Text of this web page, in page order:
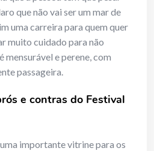
que não vai ser um mar de
uma carreira para quem quer
muito cuidado para não
mensurável e perene, com
passageira.
e contras do Festival
importante vitrine para os